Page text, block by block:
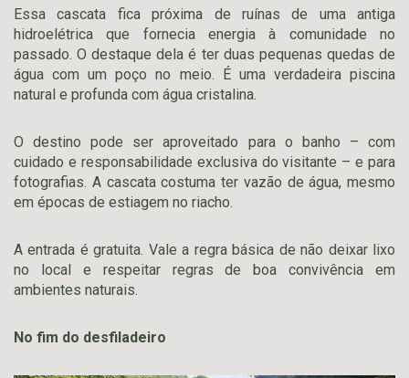
Essa cascata fica próxima de ruínas de uma antiga
hidroelétrica que fornecia energia à comunidade no
passado. O destaque dela é ter duas pequenas quedas de
água com um poço no meio. É uma verdadeira piscina
natural e profunda com água cristalina.
O destino pode ser aproveitado para o banho – com
cuidado e responsabilidade exclusiva do visitante – e para
fotografias. A cascata costuma ter vazão de água, mesmo
em épocas de estiagem no riacho.
A entrada é gratuita. Vale a regra básica de não deixar lixo
no local e respeitar regras de boa convivência em
ambientes naturais.
No fim do desfiladeiro